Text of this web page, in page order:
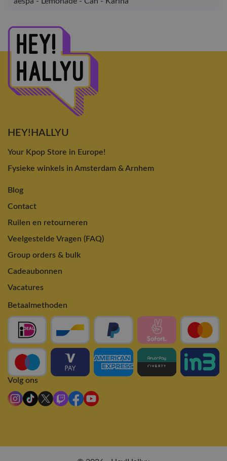
HEY!HALLYU
Your Kpop Store in Europe!
Fysieke winkels in Amsterdam & Arnhem
Blog
Contact
Ruilen en retourneren
Veelgestelde Vragen (FAQ)
Group orders & bulk
Cadeaubonnen
Vacatures
Betaalmethoden
Volg ons